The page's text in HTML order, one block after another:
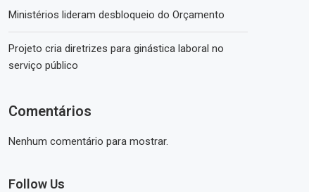
Ministérios lideram desbloqueio do Orçamento
Projeto cria diretrizes para ginástica laboral no
serviço público
Comentários
Nenhum comentário para mostrar.
Follow Us